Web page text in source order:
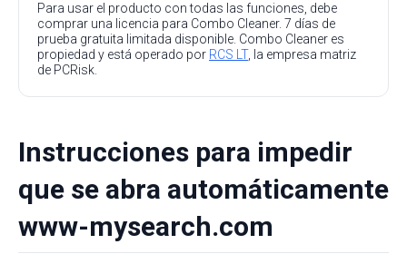
Para usar el producto con todas las funciones, debe
comprar una licencia para Combo Cleaner. 7 días de
prueba gratuita limitada disponible. Combo Cleaner es
propiedad y está operado por RCS LT, la empresa matriz
de PCRisk.
Instrucciones para impedir
que se abra automáticamente
www-mysearch.com